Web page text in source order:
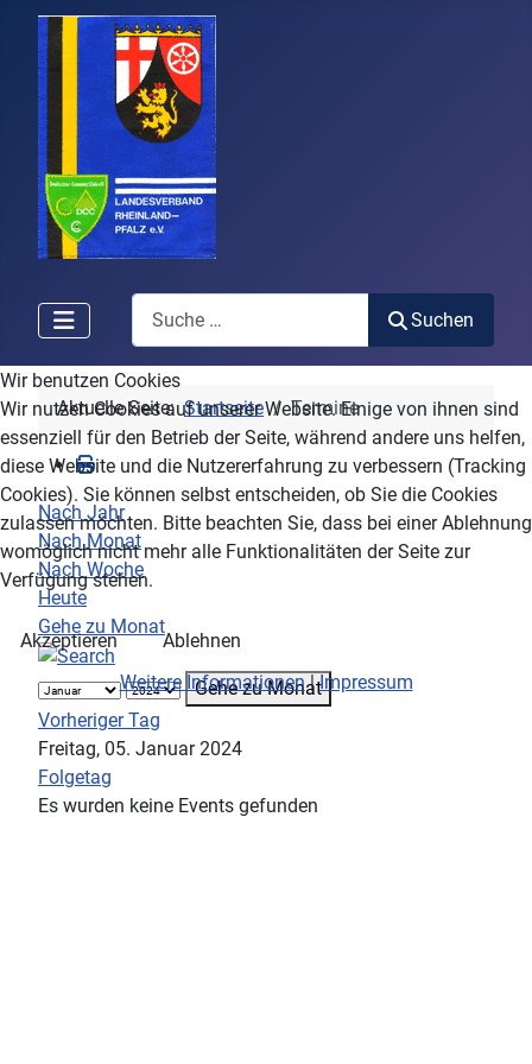
Search
Suchen
Aktuelle Seite:Startseite Termine
Nach Jahr
Nach Monat
Nach Woche
Heute
Gehe zu Monat
Gehe zu Monat
Vorheriger Tag
Freitag, 05. Januar 2024
Folgetag
Es wurden keine Events gefunden
Wir benutzen Cookies
Wir nutzen Cookies auf unserer Website. Einige von ihnen sind
essenziell für den Betrieb der Seite, während andere uns helfen,
diese Website und die Nutzererfahrung zu verbessern (Tracking
Cookies). Sie können selbst entscheiden, ob Sie die Cookies
zulassen möchten. Bitte beachten Sie, dass bei einer Ablehnung
womöglich nicht mehr alle Funktionalitäten der Seite zur
Verfügung stehen.
Akzeptieren
Ablehnen
Weitere Informationen|Impressum